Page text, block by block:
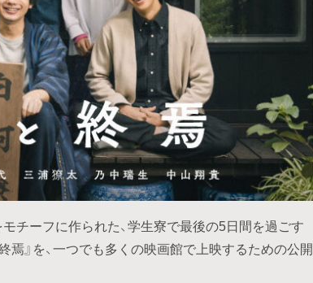
チーフに作られた、学生寮で最後の5日間を過ごす
』を、一つでも多くの映画館で上映するための公開